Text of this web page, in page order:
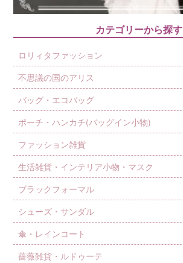
カテゴリーから探す
ロリィタファッション
不思議の国のアリス
バッグ・エコバッグ
ポーチ・ハンカチ(バッグイン小物)
ファッション雑貨
生活雑貨・インテリア小物・マスク
ブラックフォーマル
シューズ・サンダル
傘・レインコート
薔薇雑貨・ルドゥーテ